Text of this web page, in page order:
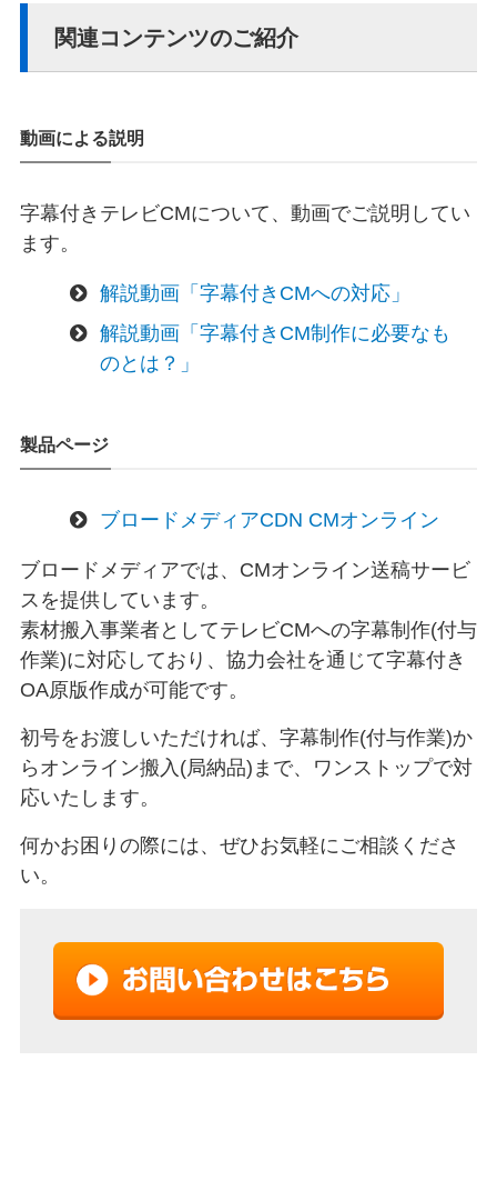
関連コンテンツのご紹介
動画による説明
字幕付きテレビCMについて、動画でご説明してい
ます。
解説動画「字幕付きCMへの対応」
解説動画「字幕付きCM制作に必要なも
のとは？」
製品ページ
ブロードメディアCDN CMオンライン
ブロードメディアでは、CMオンライン送稿サービ
スを提供しています。
素材搬入事業者としてテレビCMへの字幕制作(付与
作業)に対応しており、協力会社を通じて字幕付き
OA原版作成が可能です。
初号をお渡しいただければ、字幕制作(付与作業)か
らオンライン搬入(局納品)まで、ワンストップで対
応いたします。
何かお困りの際には、ぜひお気軽にご相談くださ
い。